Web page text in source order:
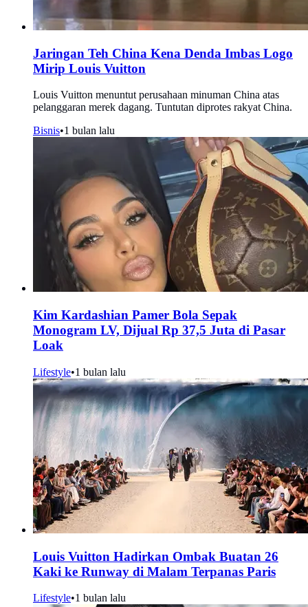
Jaringan Teh China Kena Denda Imbas Logo
Mirip Louis Vuitton
Louis Vuitton menuntut perusahaan minuman China atas
pelanggaran merek dagang. Tuntutan diprotes rakyat China.
Bisnis•1 bulan lalu
Kim Kardashian Pamer Bola Sepak
Monogram LV, Dijual Rp 37,5 Juta di Pasar
Loak
Lifestyle•1 bulan lalu
Louis Vuitton Hadirkan Ombak Buatan 26
Kaki ke Runway di Malam Terpanas Paris
Lifestyle•1 bulan lalu